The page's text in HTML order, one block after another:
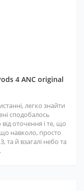
4 ANC original
легко знайти
сподобалось
оточення і те, що
навколо, просто
та й взагалі небо та